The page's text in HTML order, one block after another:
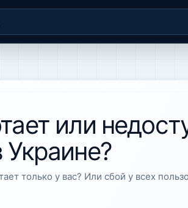
или
только у вас? Или сбой у всех